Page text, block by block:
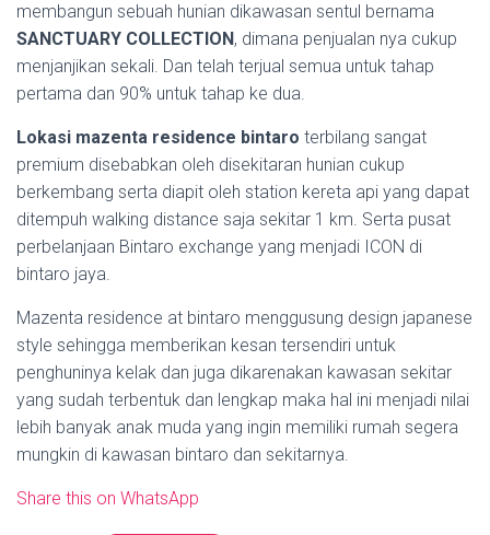
membangun sebuah hunian dikawasan sentul bernama
SANCTUARY COLLECTION , dimana penjualan nya cukup
menjanjikan sekali. Dan telah terjual semua untuk tahap
pertama dan 90% untuk tahap ke dua.
Lokasi mazenta residence bintaro terbilang sangat
premium disebabkan oleh disekitaran hunian cukup
berkembang serta diapit oleh station kereta api yang dapat
ditempuh walking distance saja sekitar 1 km. Serta pusat
perbelanjaan Bintaro exchange yang menjadi ICON di
bintaro jaya.
Mazenta residence at bintaro menggusung design japanese
style sehingga memberikan kesan tersendiri untuk
penghuninya kelak dan juga dikarenakan kawasan sekitar
yang sudah terbentuk dan lengkap maka hal ini menjadi nilai
lebih banyak anak muda yang ingin memiliki rumah segera
mungkin di kawasan bintaro dan sekitarnya.
Share this on WhatsApp